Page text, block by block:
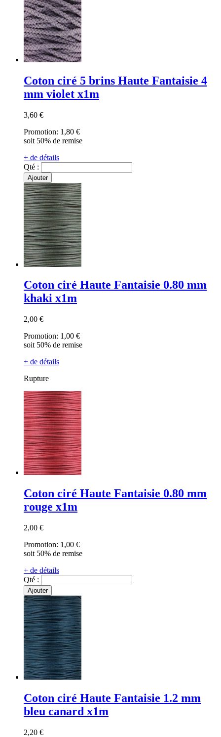
Coton ciré 5 brins Haute Fantaisie 4
mm violet x1m
3,60 €
Promotion: 1,80 €
soit 50% de remise
+ de détails
Qté :
Ajouter
Coton ciré Haute Fantaisie 0.80 mm
khaki x1m
2,00 €
Promotion: 1,00 €
soit 50% de remise
+ de détails
Rupture
Coton ciré Haute Fantaisie 0.80 mm
rouge x1m
2,00 €
Promotion: 1,00 €
soit 50% de remise
+ de détails
Qté :
Ajouter
Coton ciré Haute Fantaisie 1.2 mm
bleu canard x1m
2,20 €